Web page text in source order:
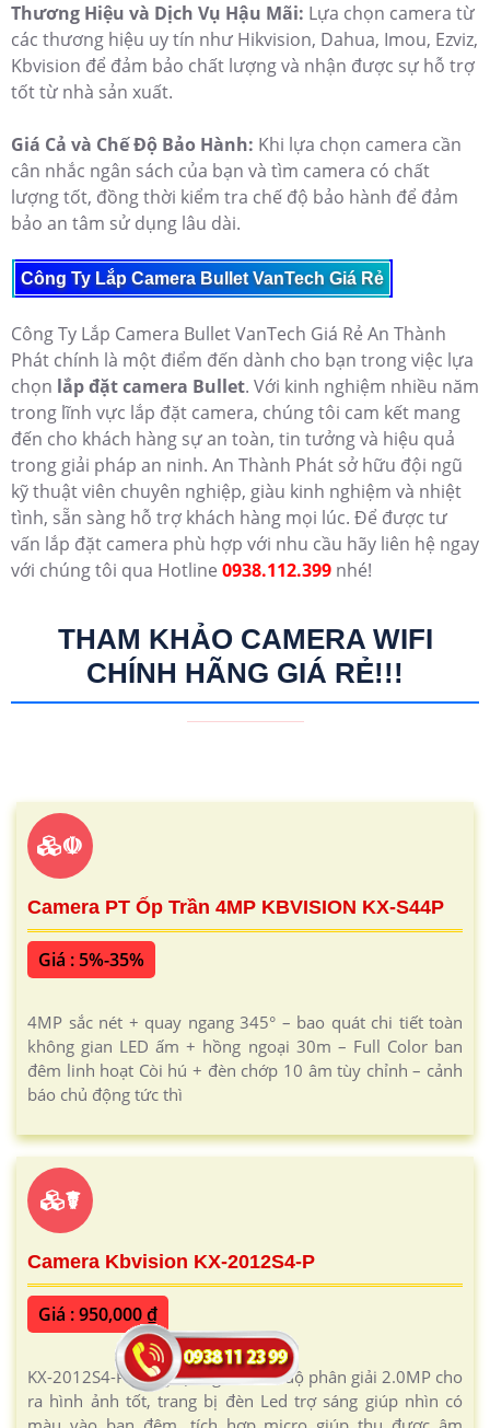
Thương Hiệu và Dịch Vụ Hậu Mãi: Lựa chọn camera từ
các thương hiệu uy tín như Hikvision, Dahua, Imou, Ezviz,
Kbvision để đảm bảo chất lượng và nhận được sự hỗ trợ
tốt từ nhà sản xuất.
Giá Cả và Chế Độ Bảo Hành: Khi lựa chọn camera cần
cân nhắc ngân sách của bạn và tìm camera có chất
lượng tốt, đồng thời kiểm tra chế độ bảo hành để đảm
bảo an tâm sử dụng lâu dài.
Công Ty Lắp Camera Bullet VanTech Giá Rẻ
Công Ty Lắp Camera Bullet VanTech Giá Rẻ An Thành
Phát chính là một điểm đến dành cho bạn trong việc lựa
chọn lắp đặt camera Bullet. Với kinh nghiệm nhiều năm
trong lĩnh vực lắp đặt camera, chúng tôi cam kết mang
đến cho khách hàng sự an toàn, tin tưởng và hiệu quả
trong giải pháp an ninh. An Thành Phát sở hữu đội ngũ
kỹ thuật viên chuyên nghiệp, giàu kinh nghiệm và nhiệt
tình, sẵn sàng hỗ trợ khách hàng mọi lúc. Để được tư
vấn lắp đặt camera phù hợp với nhu cầu hãy liên hệ ngay
với chúng tôi qua Hotline 0938.112.399 nhé!
THAM KHẢO CAMERA WIFI
CHÍNH HÃNG GIÁ RẺ!!!
☫
Camera PT Ốp Trần 4MP KBVISION KX-S44P
Giá : 5%-35%
4MP sắc nét + quay ngang 345° – bao quát chi tiết toàn
không gian LED ấm + hồng ngoại 30m – Full Color ban
đêm linh hoạt Còi hú + đèn chớp 10 âm tùy chỉnh – cảnh
báo chủ động tức thì
☤
Camera Kbvision KX-2012S4-P
Giá : 950,000 ₫
KX-2012S4-P trang bị ống kính có độ phân giải 2.0MP cho
ra hình ảnh tốt, trang bị đèn Led trợ sáng giúp nhìn có